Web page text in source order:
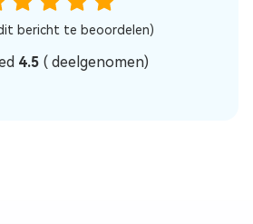
bericht te beoordelen)
4.5 ( deelgenomen)